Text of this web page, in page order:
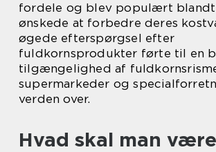
fordele og blev populært
ønskede at forbedre deres
øgede efterspørgsel efter
fuldkornsprodukter førte til en
tilgængelighed af
supermarkeder og
verden over.
Hvad skal man være